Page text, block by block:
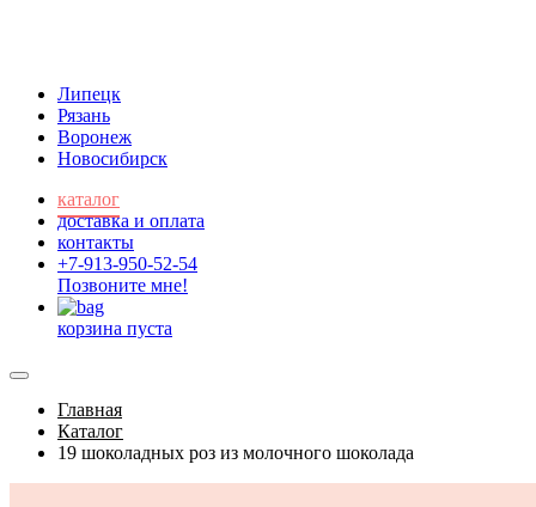
Липецк
Рязань
Воронеж
Новосибирск
каталог
доставка и оплата
контакты
+7-913-950-52-54
Позвоните мне!
корзина пуста
Главная
Каталог
19 шоколадных роз из молочного шоколада